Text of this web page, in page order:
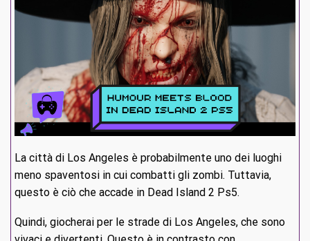
La città di Los Angeles è probabilmente uno dei luoghi
meno spaventosi in cui combatti gli zombi. Tuttavia,
questo è ciò che accade in Dead Island 2 Ps5.
Quindi, giocherai per le strade di Los Angeles, che sono